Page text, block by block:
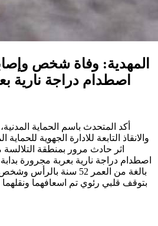
المهدية: وفاة شخص
اصطدام دراجة نارية
أكد المتحدث باسم الحماية
والانقاذ التابعة للادارة الجهوية
اثر حادث مرور بمنطقة
اصطدام دراجة نارية بعربة مجرورة
بتوقف قلبي رئوي تم اسعافهما